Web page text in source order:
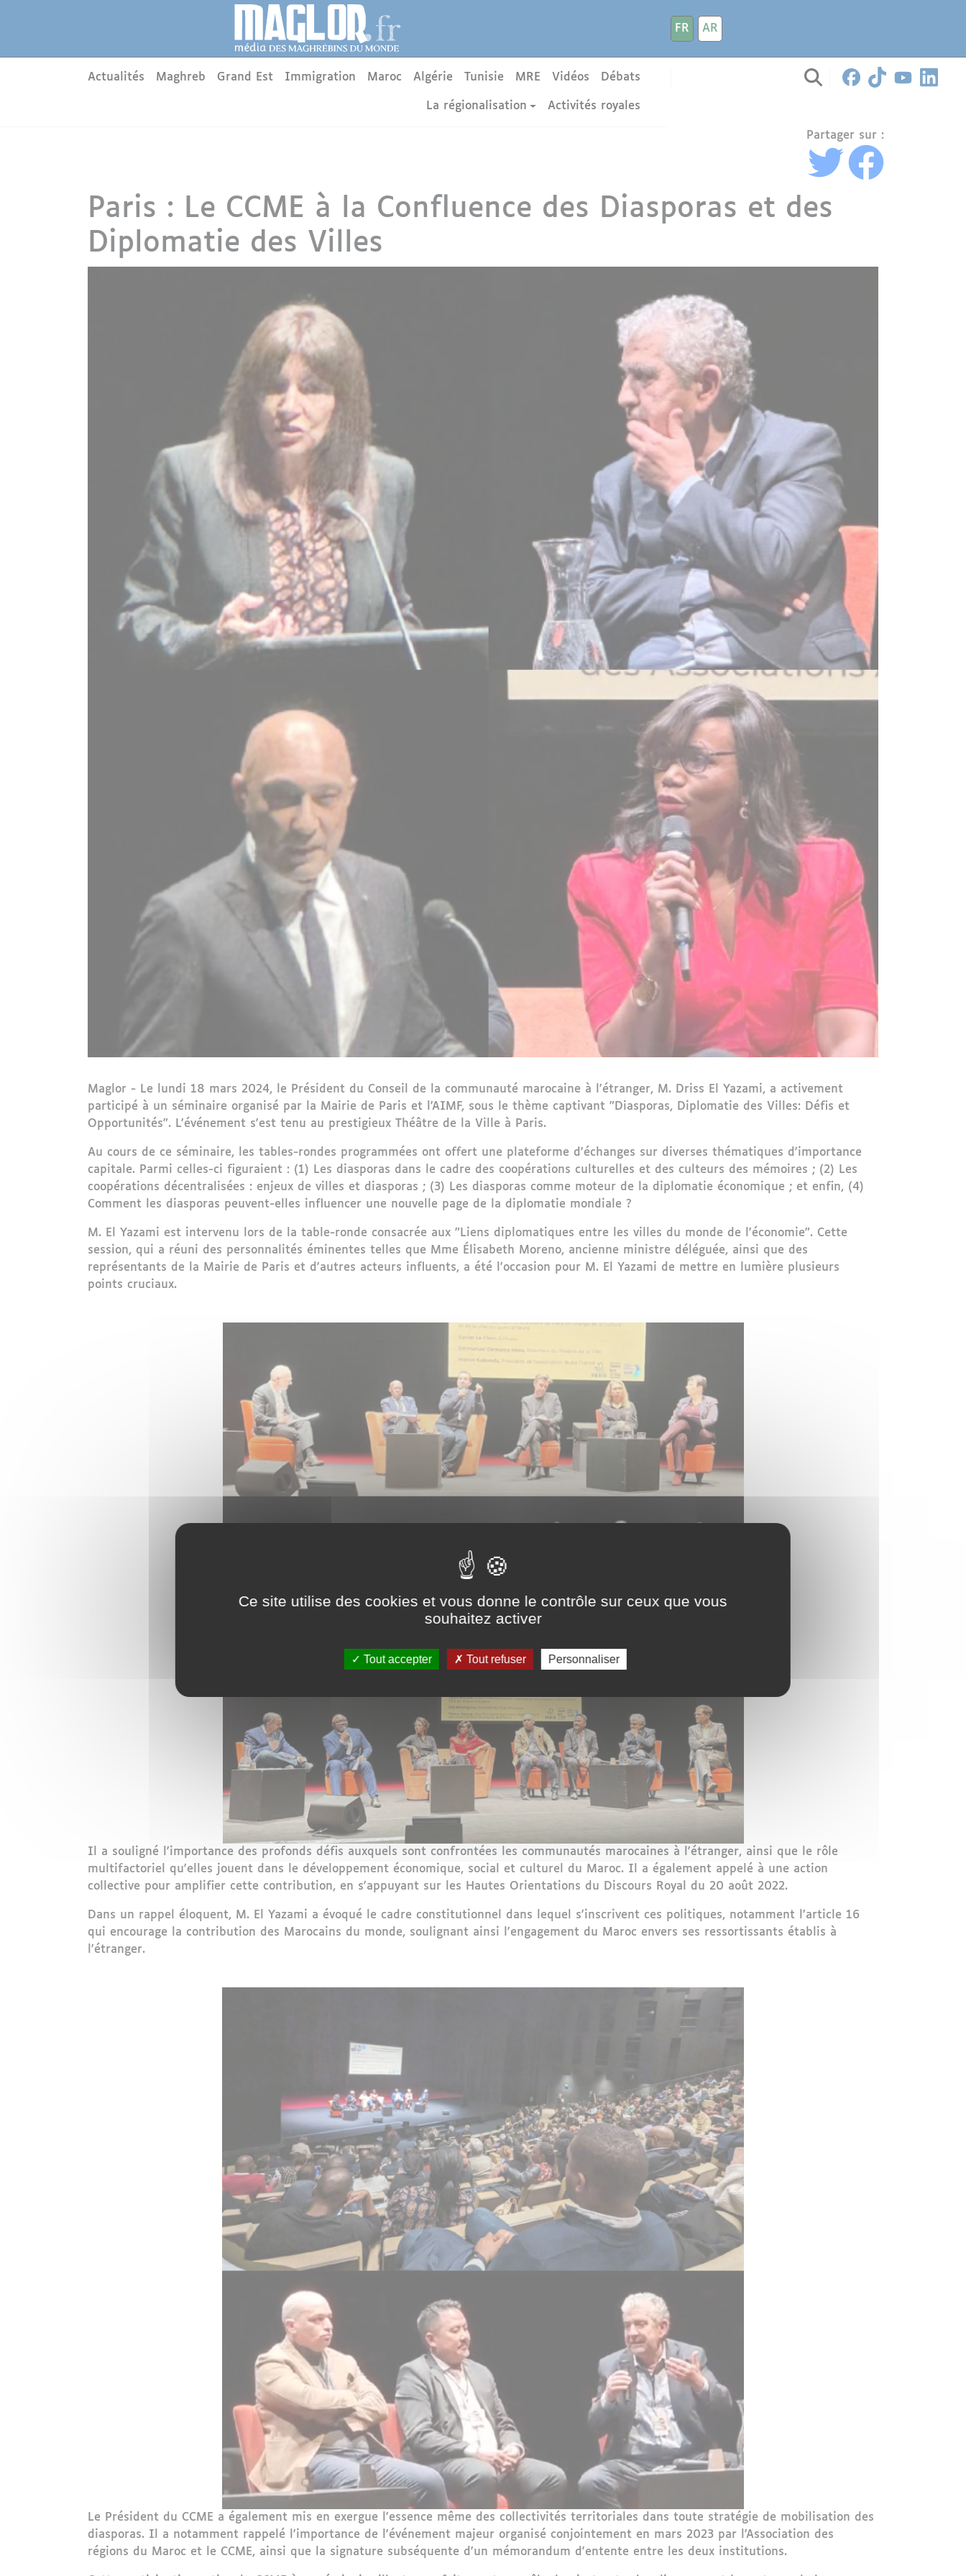
FR
AR
Main menu
Actualités Maghreb Grand Est Immigration Maroc Algérie Tunisie MRE Vidéos Débats
La régionalisation Activités royales
Partager sur :
Paris : Le CCME à la Confluence des Diasporas et des
Diplomatie des Villes
Maglor - Le lundi 18 mars 2024, le Président du Conseil de la communauté marocaine à l'étranger, M. Driss El Yazami, a activement
participé à un séminaire organisé par la Mairie de Paris et l'AIMF, sous le thème captivant "Diasporas, Diplomatie des Villes: Défis et
Opportunités". L'événement s'est tenu au prestigieux Théâtre de la Ville à Paris.
Au cours de ce séminaire, les tables-rondes programmées ont offert une plateforme d'échanges sur diverses thématiques d'importance
capitale. Parmi celles-ci figuraient : (1) Les diasporas dans le cadre des coopérations culturelles et des culteurs des mémoires ; (2) Les
coopérations décentralisées : enjeux de villes et diasporas ; (3) Les diasporas comme moteur de la diplomatie économique ; et enfin, (4)
Comment les diasporas peuvent-elles influencer une nouvelle page de la diplomatie mondiale ?
M. El Yazami est intervenu lors de la table-ronde consacrée aux "Liens diplomatiques entre les villes du monde de l'économie". Cette
session, qui a réuni des personnalités éminentes telles que Mme Élisabeth Moreno, ancienne ministre déléguée, ainsi que des
représentants de la Mairie de Paris et d'autres acteurs influents, a été l'occasion pour M. El Yazami de mettre en lumière plusieurs
points cruciaux.
Il a souligné l'importance des profonds défis auxquels sont confrontées les communautés marocaines à l'étranger, ainsi que le rôle
multifactoriel qu'elles jouent dans le développement économique, social et culturel du Maroc. Il a également appelé à une action
collective pour amplifier cette contribution, en s'appuyant sur les Hautes Orientations du Discours Royal du 20 août 2022.
Dans un rappel éloquent, M. El Yazami a évoqué le cadre constitutionnel dans lequel s'inscrivent ces politiques, notamment l'article 16
qui encourage la contribution des Marocains du monde, soulignant ainsi l'engagement du Maroc envers ses ressortissants établis à
l'étranger.
Le Président du CCME a également mis en exergue l'essence même des collectivités territoriales dans toute stratégie de mobilisation des
diasporas. Il a notamment rappelé l'importance de l'événement majeur organisé conjointement en mars 2023 par l'Association des
régions du Maroc et le CCME, ainsi que la signature subséquente d'un mémorandum d'entente entre les deux institutions.
Ce site utilise des cookies et vous donne le contrôle sur ceux que vous
souhaitez activer
Tout accepter Tout refuser Personnaliser